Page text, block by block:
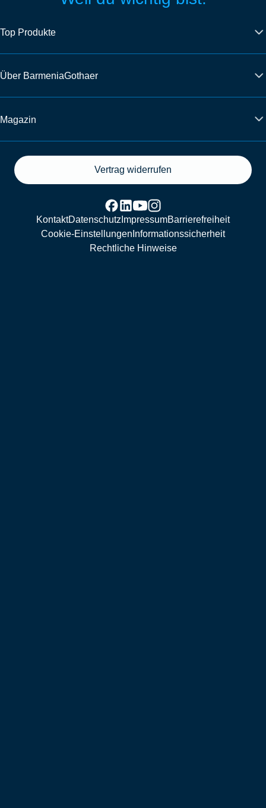
Top Produkte
Über BarmeniaGothaer
Magazin
Vertrag widerrufen
KontaktDatenschutz ImpressumBarrierefreiheit
Cookie-Einstellungen Informationssicherheit
Rechtliche Hinweise